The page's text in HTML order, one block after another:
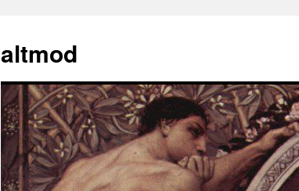
springen
altmod